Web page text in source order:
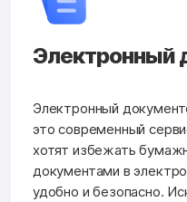
Электронный
Электронный
это современный
хотят избежать
документами в
удобно и безопасно.